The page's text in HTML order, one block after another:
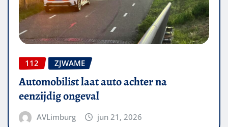
112 ZJWAME
Automobilist laat auto achter na
eenzijdig ongeval
AVLimburg jun 21, 2026